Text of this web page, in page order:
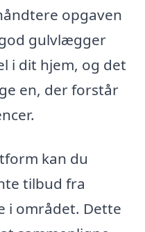
opgaven
gulvlægger
i dit hjem, og det
en, der forstår
kan du
tilbud fra
i området. Dette